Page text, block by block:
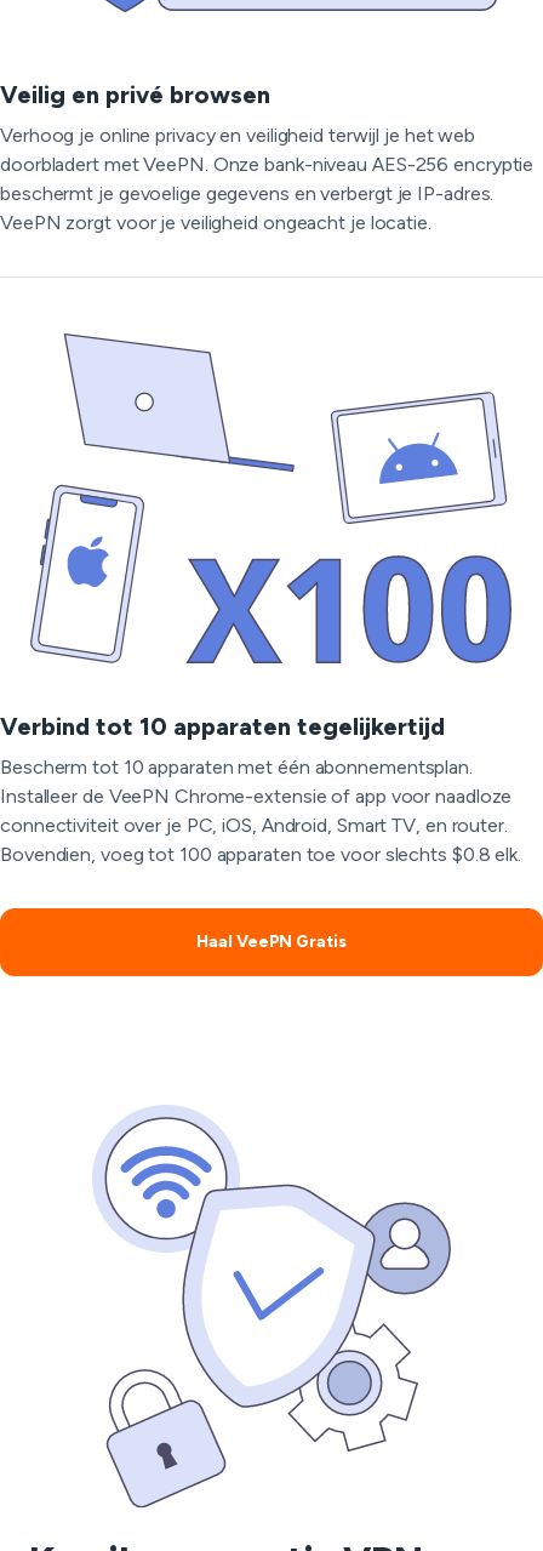
Veilig en privé browsen
Verhoog je online privacy en veiligheid terwijl je het web
doorbladert met VeePN. Onze bank-niveau AES-256 encryptie
beschermt je gevoelige gegevens en verbergt je IP-adres.
VeePN zorgt voor je veiligheid ongeacht je locatie.
Verbind tot 10 apparaten tegelijkertijd
Bescherm tot 10 apparaten met één abonnementsplan.
Installeer de VeePN Chrome-extensie of app voor naadloze
connectiviteit over je PC, iOS, Android, Smart TV, en router.
Bovendien, voeg tot 100 apparaten toe voor slechts $0.8 elk.
Haal VeePN Gratis